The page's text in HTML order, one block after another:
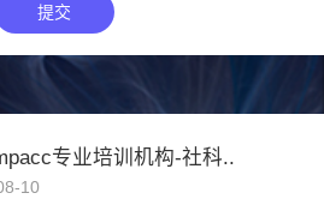
专业培训机构-社科..
10
提交